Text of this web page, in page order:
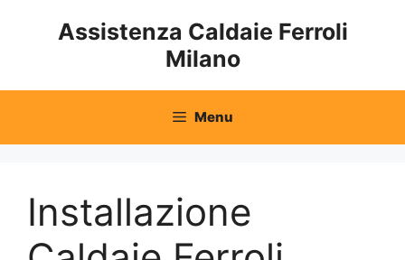
Assistenza Caldaie Ferroli
Milano
Menu
Installazione